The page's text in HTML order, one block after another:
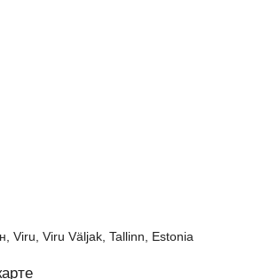
Viru, Viru Väljak, Tallinn, Estonia